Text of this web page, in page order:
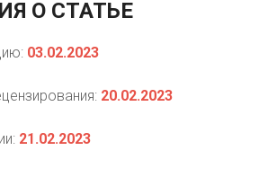
О СТАТЬЕ
03.02.2023
20.02.2023
21.02.2023